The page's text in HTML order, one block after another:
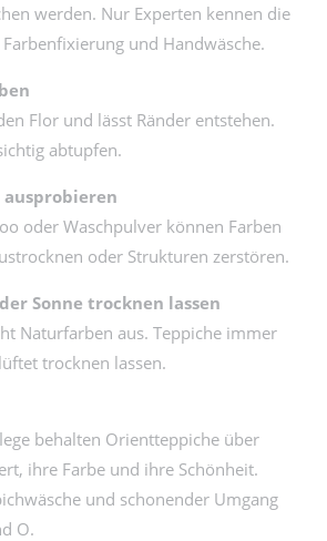
werden. Nur Experten kennen die
und Handwäsche.
Flor und lässt Ränder entstehen.
abtupfen.
ausprobieren
oder Waschpulver können Farben
oder Strukturen zerstören.
Sonne trocknen lassen
Naturfarben aus. Teppiche immer
trocknen lassen.
behalten Orientteppiche über
ihre Farbe und ihre Schönheit.
und schonender Umgang
O.